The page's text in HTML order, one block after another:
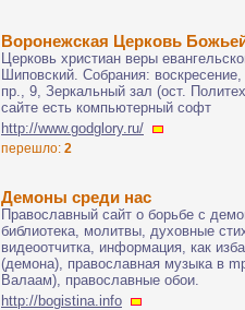
Воронежская Церковь
Церковь христиан веры
Шиповский. Собрания:
пр., 9, Зеркальный зал (ост.
сайте есть компьютерный софт
http://www.godglory.ru/
перешло: 2
Демоны среди нас
Православный сайт о борьбе с
библиотека, молитвы, духовные
видеоотчитка, информация, как
(демона), православная музыка в
Валаам), православные обои.
http://bogistina.info